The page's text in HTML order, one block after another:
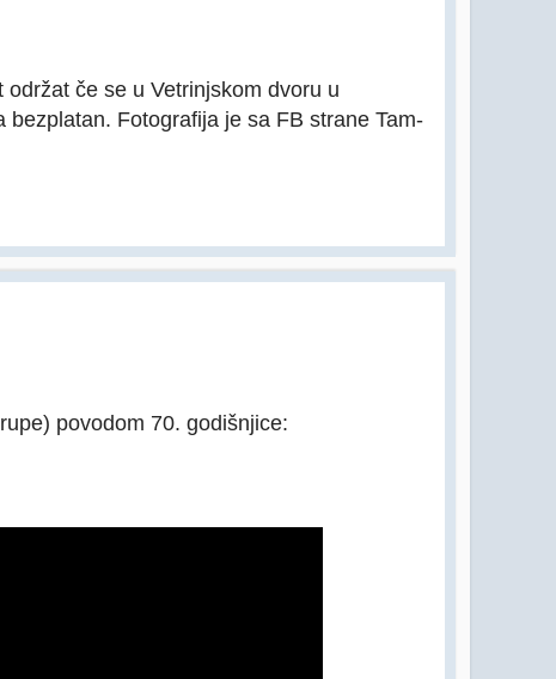
če se u Vetrinjskom dvoru u
Fotografija je sa FB strane Tam-
povodom 70. godišnjice: